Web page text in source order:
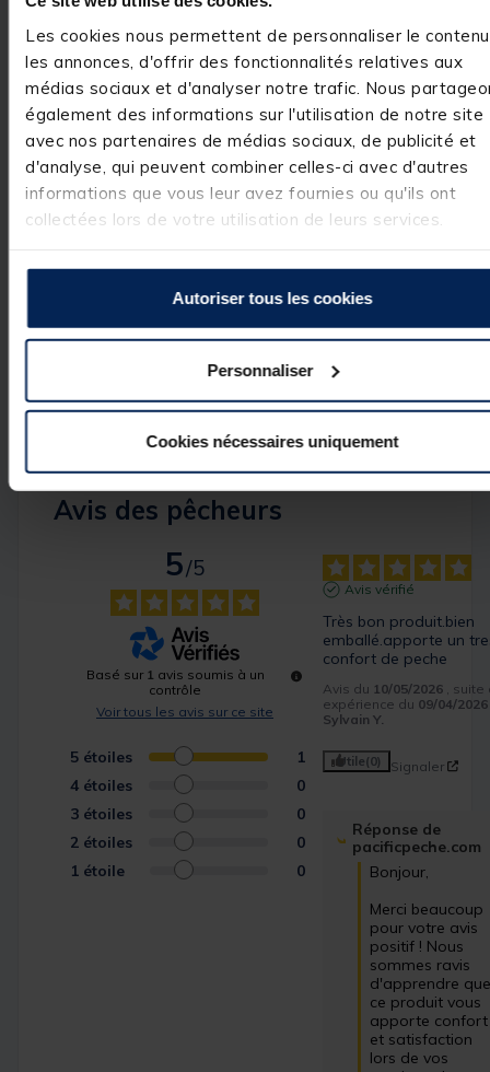
Les cookies nous permettent de personnaliser le
les annonces, d'offrir des fonctionnalités relatives aux
médias sociaux et d'analyser notre trafic. Nous
également des informations sur l'utilisation de notre site
avec nos partenaires de médias sociaux, de publicité et
d'analyse, qui peuvent combiner celles-ci avec d'autres
informations que vous leur avez fournies ou qu'ils ont
collectées lors de votre utilisation de leurs services.
Autoriser tous les cookies
Personnaliser
Cookies nécessaires uniquement
Poches intérieures pour protéger votre téléphone et
vos accessoires
Fixation double points
Livrée avec un pied télescopique D30
Compatible avec les stations D25, D30 et D36
Spécifications
Avis des pêcheurs
5
/5
Basé sur 1 avis soumis à un
contrôle
Voir tous les avis sur ce site
5 étoiles
1
4 étoiles
0
3 étoiles
0
2 étoiles
0
1 étoile 0
Avis vérifié
Très bon produit.bien
emballé.apporte un
confort de peche
Avis du 10/05/2026
,
expérience du 09/04/2026
Sylvain Y.
Utile(0) Signaler
Réponse de
pacificpeche.com
Bonjour,
Merci beaucoup
pour votre avis
positif ! Nous
sommes ravis
d'apprendre
ce produit vous
apporte confort
et satisfaction
lors de vos